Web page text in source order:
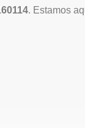
. Estamos